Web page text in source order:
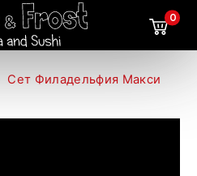
0
Сет Филадельфия Макси